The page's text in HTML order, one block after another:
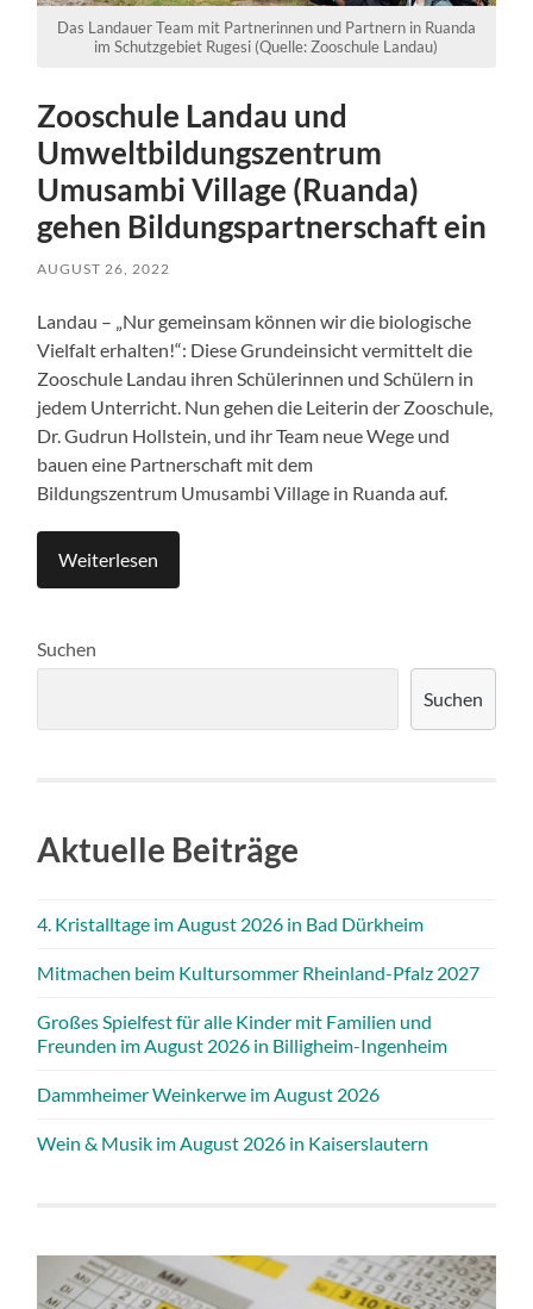
Das Landauer Team mit Partnerinnen und Partnern in Ruanda
im Schutzgebiet Rugesi (Quelle: Zooschule Landau)
Zooschule Landau und
Umweltbildungszentrum
Umusambi Village (Ruanda)
gehen Bildungspartnerschaft ein
AUGUST 26, 2022
Landau – „Nur gemeinsam können wir die biologische
Vielfalt erhalten!“: Diese Grundeinsicht vermittelt die
Zooschule Landau ihren Schülerinnen und Schülern in
jedem Unterricht. Nun gehen die Leiterin der Zooschule,
Dr. Gudrun Hollstein, und ihr Team neue Wege und
bauen eine Partnerschaft mit dem
Bildungszentrum Umusambi Village in Ruanda auf.
Weiterlesen
Suchen
Suchen
Aktuelle Beiträge
4. Kristalltage im August 2026 in Bad Dürkheim
Mitmachen beim Kultursommer Rheinland-Pfalz 2027
Großes Spielfest für alle Kinder mit Familien und
Freunden im August 2026 in Billigheim-Ingenheim
Dammheimer Weinkerwe im August 2026
Wein & Musik im August 2026 in Kaiserslautern